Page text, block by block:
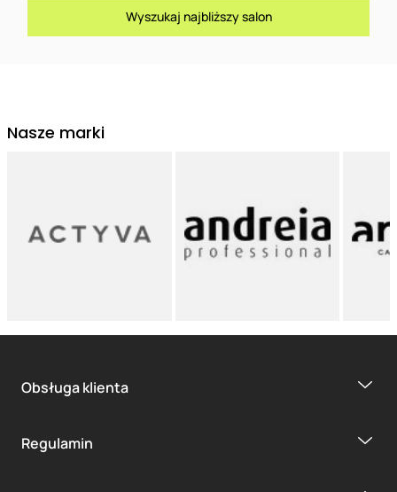
Wyszukaj najbliższy salon
Nasze marki
Obsługa klienta
Regulamin